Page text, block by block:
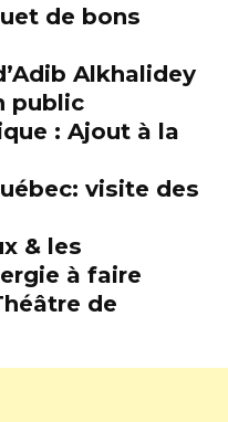
de bons
Alkhalidey
public
: Ajout à la
visite des
& les
à faire
de